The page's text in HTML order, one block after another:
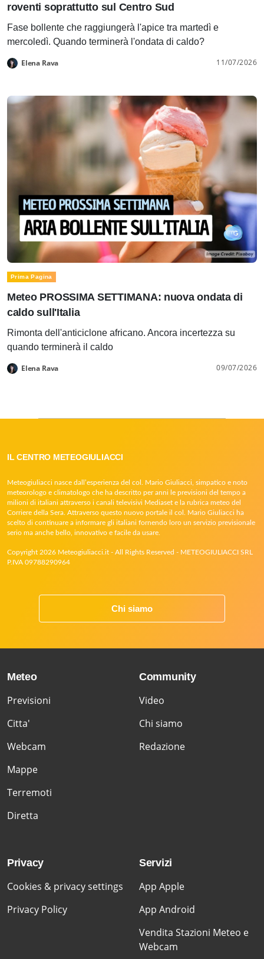
roventi soprattutto sul Centro Sud
Fase bollente che raggiungerà l'apice tra martedì e
mercoledì. Quando terminerà l'ondata di caldo?
Elena Rava 11/07/2026
Prima Pagina
Meteo PROSSIMA SETTIMANA: nuova ondata di
caldo sull'Italia
Rimonta dell'anticiclone africano. Ancora incertezza su
quando terminerà il caldo
Elena Rava 09/07/2026
IL CENTRO METEOGIULIACCI
Meteogiuliacci nasce dall’esperienza del col. Mario Giuliacci, simpatico e noto
meteorologo e climatologo che ha descritto per anni le previsioni del tempo a
milioni di italiani attraverso i canali televisivi Mediaset e la rubrica meteo del
Corriere della Sera. Attraverso questo nuovo portale il col. Mario Giuliacci ha
scelto di continuare a informare gli italiani fornendo loro un servizio previsionale
serio ma anche bello, innovativo e facile da usare.
Copyright 2026 Meteogiuliacci.it - All Rights Reserved - METEOGIULIACCI SRL
P.IVA 09788290964
Chi siamo
Meteo
Previsioni
Citta'
Webcam
Mappe
Terremoti
Diretta
Community
Video
Chi siamo
Redazione
Privacy
Cookies & privacy settings
Privacy Policy
Servizi
App Apple
App Android
Vendita Stazioni Meteo e
Webcam